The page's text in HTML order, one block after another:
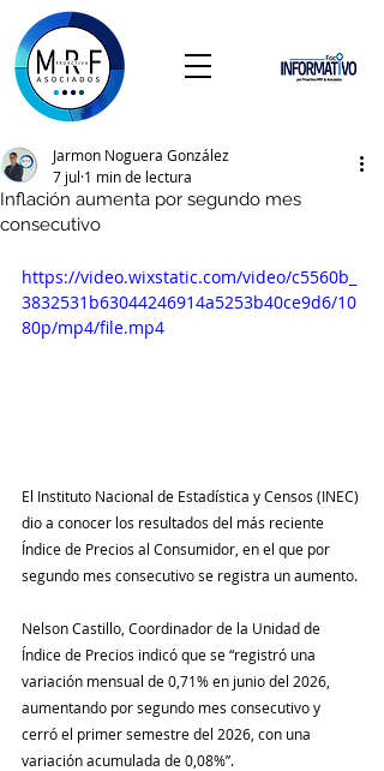
Inflación aumenta por segundo mes
consecutivo
Jarmon Noguera González
7 jul 1 min de lectura
https://video.wixstatic.com/video/c5560b_
3832531b63044246914a5253b40ce9d6/10
80p/mp4/file.mp4
El Instituto Nacional de Estadística y Censos (INEC)
dio a conocer los resultados del más reciente
Índice de Precios al Consumidor, en el que por
segundo mes consecutivo se registra un aumento.
Nelson Castillo, Coordinador de la Unidad de
Índice de Precios indicó que se “registró una
variación mensual de 0,71% en junio del 2026,
aumentando por segundo mes consecutivo y
cerró el primer semestre del 2026, con una
variación acumulada de 0,08%”.